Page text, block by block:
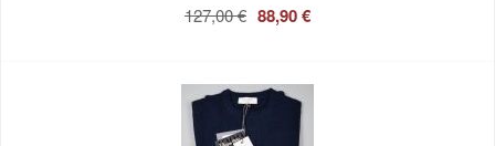
127,00 € 88,90 €